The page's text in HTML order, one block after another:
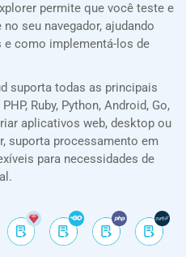
permite que você teste e
seu navegador, ajudando
e como implementá-los de
suporta todas as principais
Ruby, Python, Android, Go,
aplicativos web, desktop ou
suporta processamento em
para necessidades de